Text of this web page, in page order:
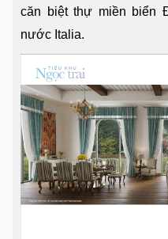
căn biệt thự miền biển
nước Italia.